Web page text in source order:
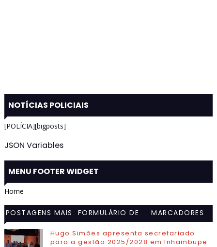
NOTÍCIAS POLICIAIS
[POLÍCIA][bigposts]
JSON Variables
MENU FOOTER WIDGET
Home
POSTAGENS MAIS
VISITADAS
FORMULÁRIO DE
MARCADORES
Hugo Simões apresenta secretariado
para a gestão 2025/2028 em Inhambupe